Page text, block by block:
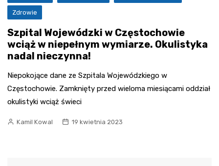
Zdrowie
Szpital Wojewódzki w Częstochowie
wciąż w niepełnym wymiarze. Okulistyka
nadal nieczynna!
Niepokojące dane ze Szpitala Wojewódzkiego w
Częstochowie. Zamknięty przed wieloma miesiącami oddział
okulistyki wciąż świeci
Kamil Kowal 19 kwietnia 2023